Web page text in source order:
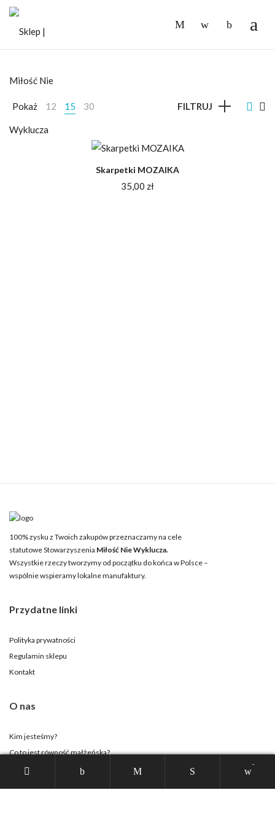
Pokaż 12 15 30 FILTRUJ
Skarpetki MOZAIKA
35,00 zł
100% zysku z Twoich zakupów przeznaczamy na cele
statutowe Stowarzyszenia Miłość Nie Wyklucza.
Wszystkie rzeczy tworzymy od początku do końca w Polsce –
wspólnie wspieramy lokalne manufaktury.
Przydatne linki
Polityka prywatności
Regulamin sklepu
Kontakt
O nas
Kim jesteśmy?
Co to jest równość małżeńska?
Strona Stowarzyszenia
-